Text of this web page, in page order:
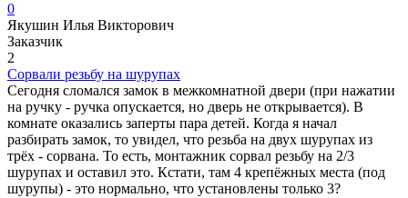
0
Якушин Илья Викторович
Заказчик
2
Сорвали резьбу на шурупах
Сегодня сломался замок в межкомнатной двери (при нажатии
на ручку - ручка опускается, но дверь не открывается). В
комнате оказались заперты пара детей. Когда я начал
разбирать замок, то увидел, что резьба на двух шурупах из
трёх - сорвана. То есть, монтажник сорвал резьбу на 2/3
шурупах и оставил это. Кстати, там 4 крепёжных места (под
шурупы) - это нормально, что установлены только 3?